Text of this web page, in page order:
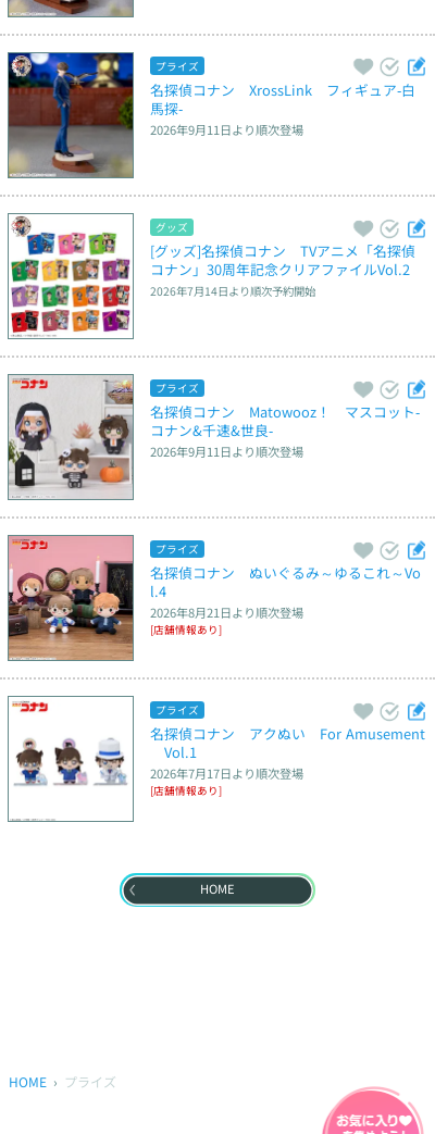
プライズ
名探偵コナン　XrossLink　フィギュア‐白
馬探‐
2026年9月11日より順次登場
グッズ
[グッズ]名探偵コナン　TVアニメ「名探偵
コナン」30周年記念クリアファイルVol.2
2026年7月14日より順次予約開始
プライズ
名探偵コナン　Matowooz！　マスコット‐
コナン&千速&世良‐
2026年9月11日より順次登場
プライズ
名探偵コナン　ぬいぐるみ～ゆるこれ～Vo
l.4
2026年8月21日より順次登場
[店舗情報あり]
プライズ
名探偵コナン　アクぬい　For Amusement
Vol.1
2026年7月17日より順次登場
[店舗情報あり]
HOME
HOME プライズ